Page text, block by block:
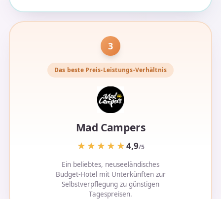
3
Das beste Preis-Leistungs-Verhältnis
Mad Campers
★★★★★
★★★★★4,9/5
Ein beliebtes, neuseeländisches
Budget-Hotel mit Unterkünften zur
Selbstverpflegung zu günstigen
Tagespreisen.